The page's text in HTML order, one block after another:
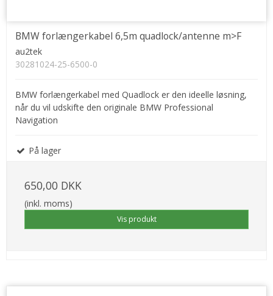
BMW forlængerkabel 6,5m quadlock/antenne m>F
au2tek
30281024-25-6500-0
BMW forlængerkabel med Quadlock er den ideelle løsning,
når du vil udskifte den originale BMW Professional
Navigation
På lager
650,00 DKK
(inkl. moms)
Vis produkt